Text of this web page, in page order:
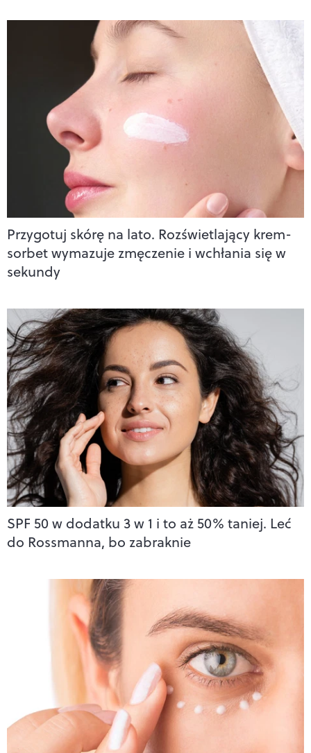
Przygotuj skórę na lato. Rozświetlający krem-
sorbet wymazuje zmęczenie i wchłania się w
sekundy
SPF 50 w dodatku 3 w 1 i to aż 50% taniej. Leć
do Rossmanna, bo zabraknie